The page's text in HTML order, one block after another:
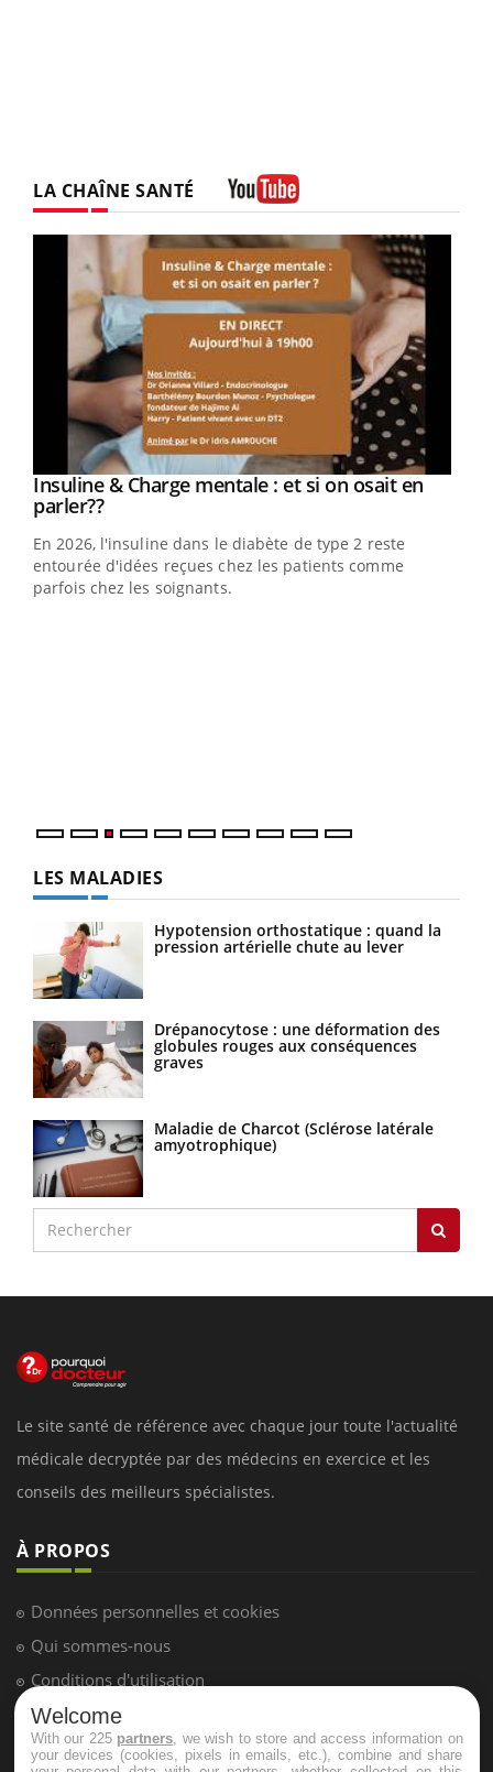
LA CHAÎNE SANTÉ
Youtube
Insuline & Charge mentale : et si on osait en
parler??Youtube
En 2026, l'insuline dans le diabète de type 2 reste
entourée d'idées reçues chez les patients comme
parfois chez les soignants.
LES MALADIES
Hypotension orthostatique : quand la
pression artérielle chute au lever
Drépanocytose : une déformation des
globules rouges aux conséquences
graves
Maladie de Charcot (Sclérose latérale
amyotrophique)
Le site santé de référence avec chaque jour toute l'actualité
médicale decryptée par des médecins en exercice et les
conseils des meilleurs spécialistes.
À PROPOS
Données personnelles et cookies
Qui sommes-nous
Conditions d'utilisation
Plan du site
Mentions Légales
Welcome
With our 225 partners , we wish to store and access information on
your devices (cookies, pixels in emails, etc.), combine and share